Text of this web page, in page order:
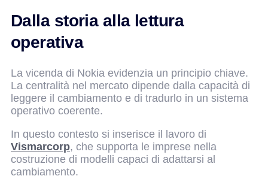
Dalla storia alla lettura
operativa
La vicenda di Nokia evidenzia un principio chiave.
La centralità nel mercato dipende dalla capacità di
leggere il cambiamento e di tradurlo in un sistema
operativo coerente.
In questo contesto si inserisce il lavoro di
Vismarcorp, che supporta le imprese nella
costruzione di modelli capaci di adattarsi al
cambiamento.